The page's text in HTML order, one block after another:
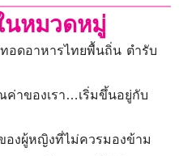
นหมวดหมู่
ทอดอาหารไทยพื้นถิ่น ตำรับ
ค่าของเรา…เริ่มขึ้นอยู่กับ
ของผู้หญิงที่ไม่ควรมองข้าม